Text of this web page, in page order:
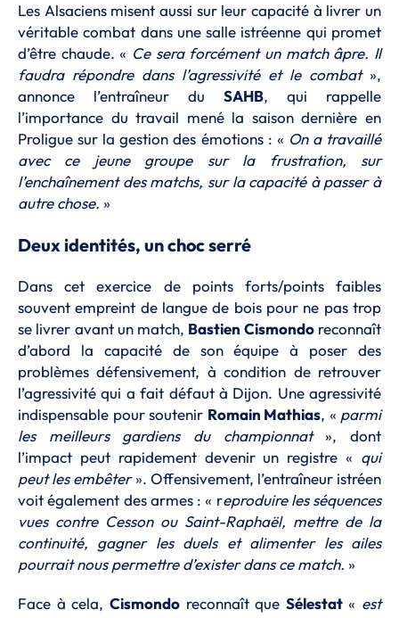
Les Alsaciens misent aussi sur leur capacité à livrer un
véritable combat dans une salle istréenne qui promet
d’être chaude. « Ce sera forcément un match âpre. Il
faudra répondre dans l’agressivité et le combat»,
annonce l’entraîneur du SAHB, qui rappelle
l’importance du travail mené la saison dernière en
Proligue sur la gestion des émotions : « On a travaillé
avec ce jeune groupe sur la frustration, sur
l’enchaînement des matchs, sur la capacité à passer à
autre chose. »
Deux identités, un choc serré
Dans cet exercice de points forts/points faibles
souvent empreint de langue de bois pour ne pas trop
se livrer avant un match, Bastien Cismondoreconnaît
d’abord la capacité de son équipe à poser des
problèmes défensivement, à condition de retrouver
l’agressivité qui a fait défaut à Dijon. Une agressivité
indispensable pour soutenir Romain Mathias, « parmi
les meilleurs gardiens du championnat», dont
l’impact peut rapidement devenir un registre « qui
peut les embêter». Offensivement, l’entraîneur istréen
voit également des armes : « reproduire les séquences
vues contre Cesson ou Saint-Raphaël, mettre de la
continuité, gagner les duels et alimenter les ailes
pourrait nous permettre d’exister dans ce match. »
Face à cela, Cismondoreconnaît que Sélestat« est